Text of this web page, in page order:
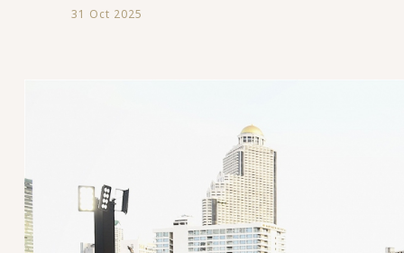
31 Oct 2025